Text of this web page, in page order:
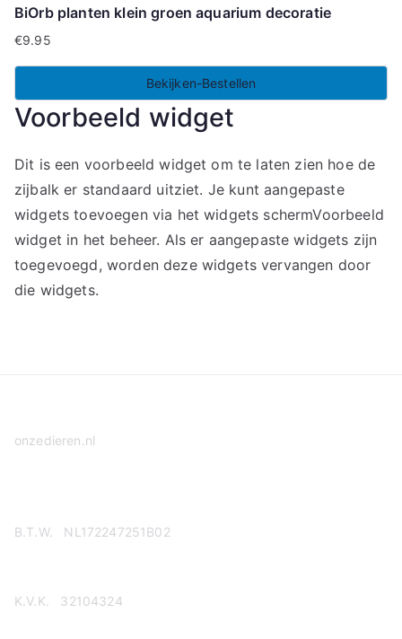
BiOrb planten klein groen aquarium decoratie
€9.95
Bekijken-Bestellen
Voorbeeld widget
Dit is een voorbeeld widget om te laten zien hoe de
zijbalk er standaard uitziet. Je kunt aangepaste
widgets toevoegen via het widgets schermVoorbeeld
widget in het beheer. Als er aangepaste widgets zijn
toegevoegd, worden deze widgets vervangen door
die widgets.
onzedieren.nl
B.T.W. NL172247251B02
K.V.K. 32104324